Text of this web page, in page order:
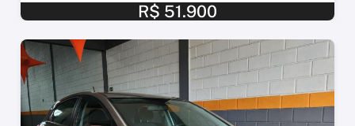
R$ 51.900